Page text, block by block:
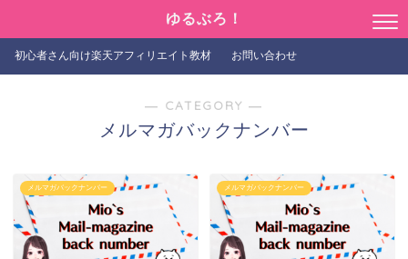
ゆるぶろ！
初心者さん向け楽天アフィリエイト教材 お問い合わせ
― CATEGORY ―
メルマガバックナンバー
メルマガバックナンバー メルマガバックナンバー